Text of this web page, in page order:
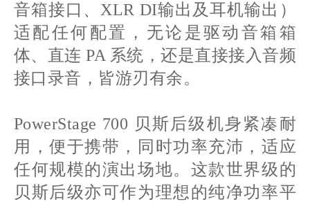
音箱接口、XLR DI输出及耳机输出）
适配任何配置，无论是驱动音箱箱
体、直连 PA 系统，还是直接接入音频
接口录音，皆游刃有余。
PowerStage 700 贝斯后级机身紧凑耐
用，便于携带，同时功率充沛，适应
任何规模的演出场地。这款世界级的
贝斯后级亦可作为理想的纯净功率平